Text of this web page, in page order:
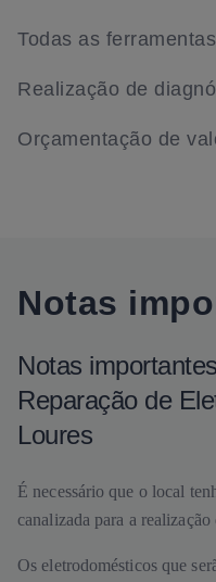
Todas as
Realização de
Orçamentação de
Notas
Notas
Reparação de
Loures
É necessário que o local
canalizada para a
Os eletrodomésticos que